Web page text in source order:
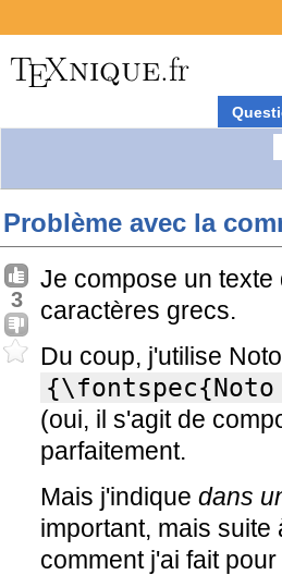
Problème avec la
3
Je compose un
caractères grecs.
Du coup, j'utilise
{\fontspec{Noto
(oui, il s'agit de
parfaitement.
Mais j'indique dans
important, mais
comment j'ai fait